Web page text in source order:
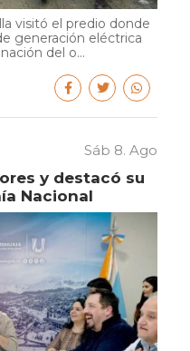
visitó el predio donde
generación eléctrica
del o...
Sáb 8. Ago
y destacó su
Nacional